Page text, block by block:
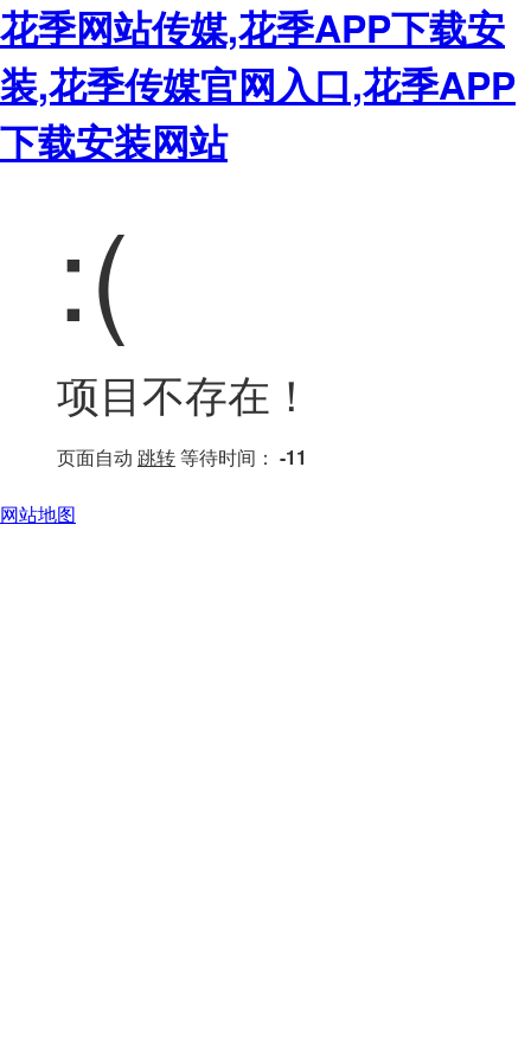
花季网站传媒,花季APP下载安
装,花季传媒官网入口,花季APP
下载安装网站
:(
项目不存在！
页面自动 跳转等待时间： -11
网站地图